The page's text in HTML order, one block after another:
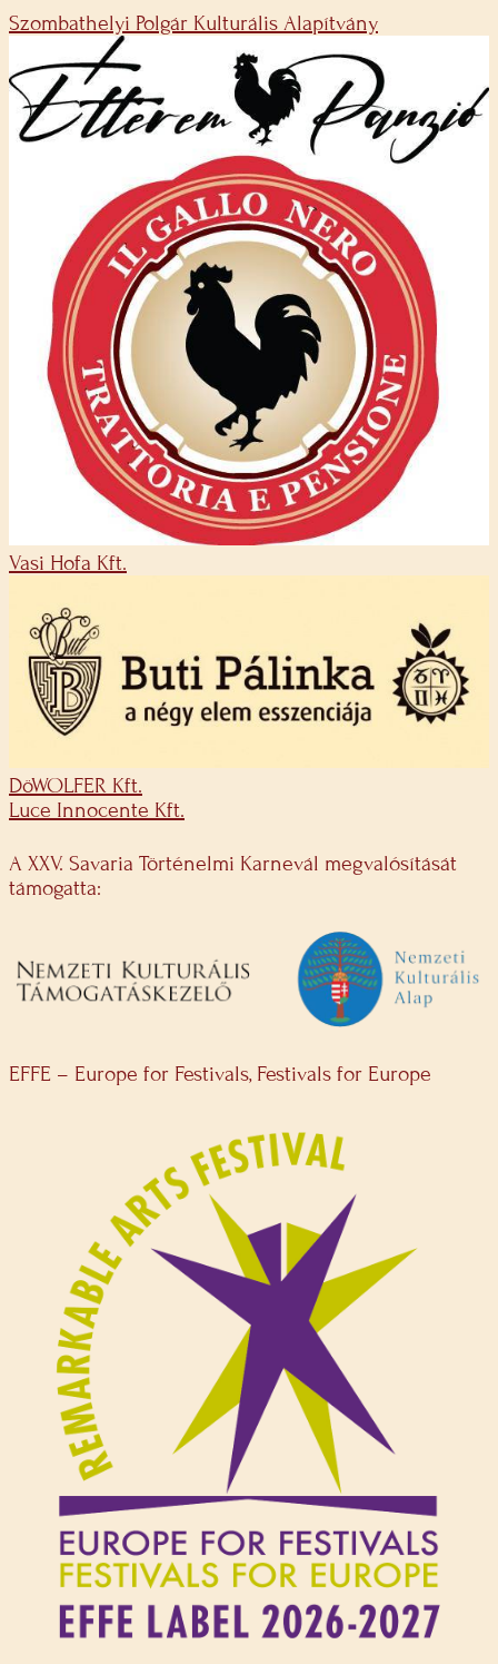
Szombathelyi Polgár Kulturális Alapítvány
Vasi Hofa Kft.
DöWOLFER Kft.
Luce Innocente Kft.
A XXV. Savaria Történelmi Karnevál megvalósítását
támogatta:
EFFE – Europe for Festivals, Festivals for Europe